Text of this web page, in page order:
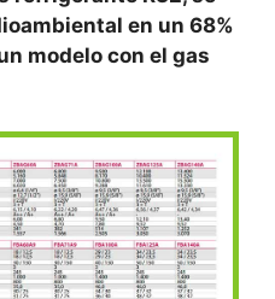
en un 68%
modelo con el gas